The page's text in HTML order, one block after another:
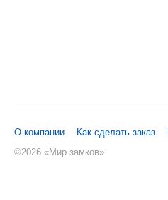
О компании Как сделать заказ
©2026 «Мир замков»